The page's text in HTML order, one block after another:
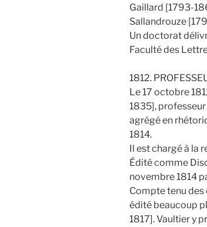
Gaillard [1793-
Sallandrouze
Un doctorat
Faculté des
1812.
Le 17 octobre
1835],
agrégé en
1814.
Il est chargé à la
Édité comme
novembre 1814
Compte tenu
édité beaucoup
1817]. Vaultier y